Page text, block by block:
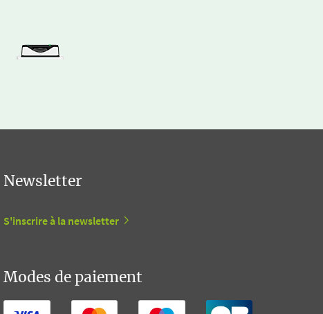
Newsletter
S'inscrire à la newsletter
Modes de paiement